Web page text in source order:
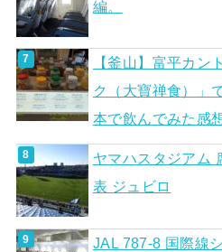
編。
【釜山】富平カン
ク（大寶禅食）」
本で飲んでみた感
ヤマハスタジアム
表 ジュビロ
JAL 787-8 国際線